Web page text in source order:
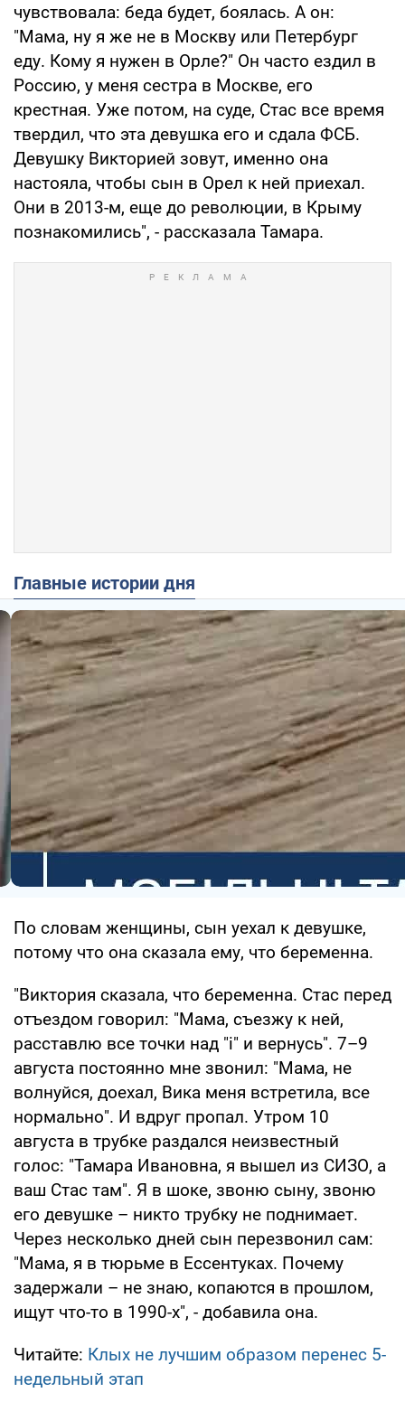
чувствовала: беда будет, боялась. А он:
"Мама, ну я же не в Москву или Петербург
еду. Кому я нужен в Орле?" Он часто ездил в
Россию, у меня сестра в Москве, его
крестная. Уже потом, на суде, Стас все время
твердил, что эта девушка его и сдала ФСБ.
Девушку Викторией зовут, именно она
настояла, чтобы сын в Орел к ней приехал.
Они в 2013-м, еще до революции, в Крыму
познакомились", - рассказала Тамара.
Главные истории дня
По словам женщины, сын уехал к девушке,
потому что она сказала ему, что беременна.
"Виктория сказала, что беременна. Стас перед
отъездом говорил: "Мама, съезжу к ней,
расставлю все точки над "і" и вернусь". 7–9
августа постоянно мне звонил: "Мама, не
волнуйся, доехал, Вика меня встретила, все
нормально". И вдруг пропал. Утром 10
августа в трубке раздался неизвестный
голос: "Тамара Ивановна, я вышел из СИЗО, а
ваш Стас там". Я в шоке, звоню сыну, звоню
его девушке – никто трубку не поднимает.
Через несколько дней сын перезвонил сам:
"Мама, я в тюрьме в Ессентуках. Почему
задержали – не знаю, копаются в прошлом,
ищут что-то в 1990-х", - добавила она.
Читайте: Клых не лучшим образом перенес 5-
недельный этап